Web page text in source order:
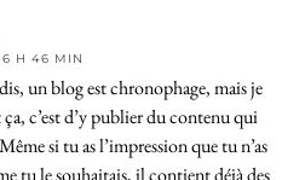
H 46 MIN
un blog est chronophage, mais je
c’est d’y publier du contenu qui
si tu as l’impression que tu n’as
tu le souhaitais, il contient déjà des